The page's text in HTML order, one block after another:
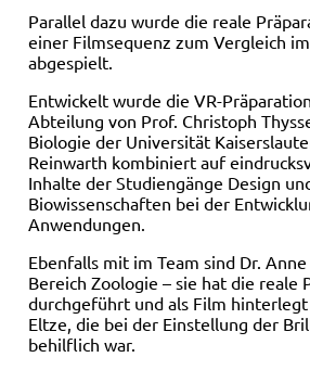
Parallel dazu wurde die reale
einer Filmsequenz zum Vergleich
abgespielt.
Entwickelt wurde die VR-
Abteilung von Prof. Christoph
Biologie der Universität
Reinwarth kombiniert auf
Inhalte der Studiengänge Design
Biowissenschaften bei der
Anwendungen.
Ebenfalls mit im Team sind Dr.
Bereich Zoologie – sie hat die reale
durchgeführt und als Film
Eltze, die bei der Einstellung der
behilflich war.